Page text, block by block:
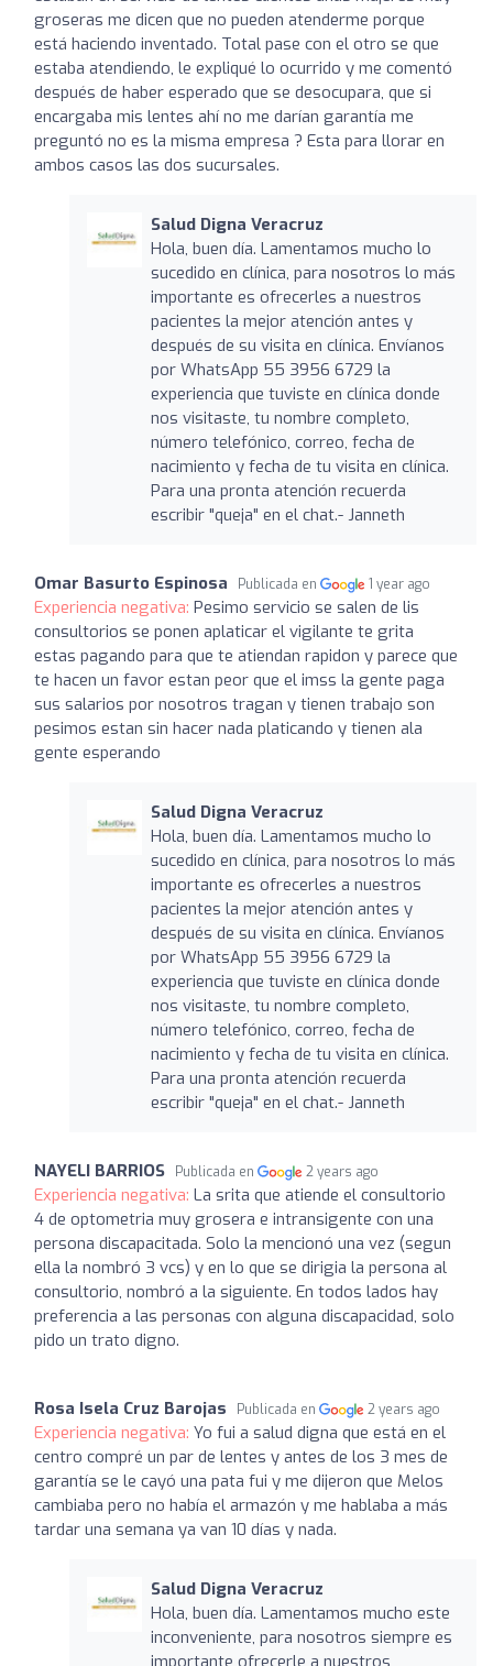
groseras me dicen que no pueden atenderme porque
está haciendo inventado. Total pase con el otro se que
estaba atendiendo, le expliqué lo ocurrido y me comentó
después de haber esperado que se desocupara, que si
encargaba mis lentes ahí no me darían garantía me
preguntó no es la misma empresa ? Esta para llorar en
ambos casos las dos sucursales.
Salud Digna Veracruz
Hola, buen día. Lamentamos mucho lo
sucedido en clínica, para nosotros lo más
importante es ofrecerles a nuestros
pacientes la mejor atención antes y
después de su visita en clínica. Envíanos
por WhatsApp 55 3956 6729 la
experiencia que tuviste en clínica donde
nos visitaste, tu nombre completo,
número telefónico, correo, fecha de
nacimiento y fecha de tu visita en clínica.
Para una pronta atención recuerda
escribir "queja" en el chat.- Janneth
Omar Basurto Espinosa Publicada en 1 year ago
Experiencia negativa: Pesimo servicio se salen de lis
consultorios se ponen aplaticar el vigilante te grita
estas pagando para que te atiendan rapidon y parece que
te hacen un favor estan peor que el imss la gente paga
sus salarios por nosotros tragan y tienen trabajo son
pesimos estan sin hacer nada platicando y tienen ala
gente esperando
Salud Digna Veracruz
Hola, buen día. Lamentamos mucho lo
sucedido en clínica, para nosotros lo más
importante es ofrecerles a nuestros
pacientes la mejor atención antes y
después de su visita en clínica. Envíanos
por WhatsApp 55 3956 6729 la
experiencia que tuviste en clínica donde
nos visitaste, tu nombre completo,
número telefónico, correo, fecha de
nacimiento y fecha de tu visita en clínica.
Para una pronta atención recuerda
escribir "queja" en el chat.- Janneth
NAYELI BARRIOS Publicada en 2 years ago
Experiencia negativa: La srita que atiende el consultorio
4 de optometria muy grosera e intransigente con una
persona discapacitada. Solo la mencionó una vez (segun
ella la nombró 3 vcs) y en lo que se dirigia la persona al
consultorio, nombró a la siguiente. En todos lados hay
preferencia a las personas con alguna discapacidad, solo
pido un trato digno.
Rosa Isela Cruz Barojas Publicada en 2 years ago
Experiencia negativa: Yo fui a salud digna que está en el
centro compré un par de lentes y antes de los 3 mes de
garantía se le cayó una pata fui y me dijeron que Melos
cambiaba pero no había el armazón y me hablaba a más
tardar una semana ya van 10 días y nada.
Salud Digna Veracruz
Hola, buen día. Lamentamos mucho este
inconveniente, para nosotros siempre es
importante ofrecerle a nuestros